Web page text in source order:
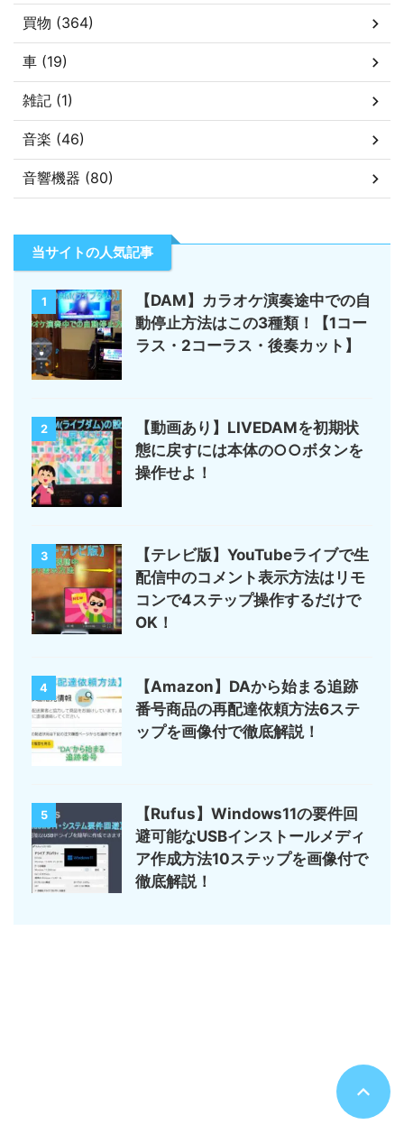
買物 (364)
車 (19)
雑記 (1)
音楽 (46)
音響機器 (80)
当サイトの人気記事
1
【DAM】カラオケ演奏途中での自
動停止方法はこの3種類！【1コー
ラス・2コーラス・後奏カット】
2
【動画あり】LIVEDAMを初期状
態に戻すには本体の○○ボタンを
操作せよ！
3
【テレビ版】YouTubeライブで生
配信中のコメント表示方法はリモ
コンで4ステップ操作するだけで
OK！
4
【Amazon】DAから始まる追跡
番号商品の再配達依頼方法6ステ
ップを画像付で徹底解説！
5
【Rufus】Windows11の要件回
避可能なUSBインストールメディ
ア作成方法10ステップを画像付で
徹底解説！